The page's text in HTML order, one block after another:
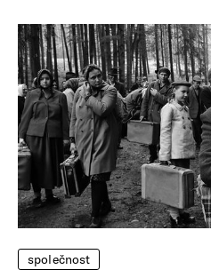
společnost